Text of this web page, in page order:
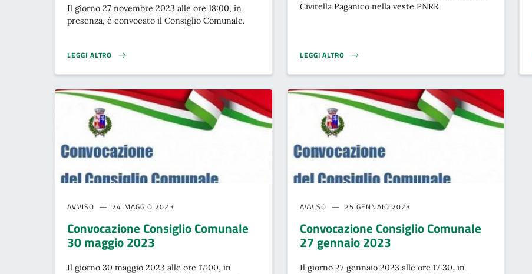
Il giorno 27 novembre 2023 alle ore 18:00, in
presenza, è convocato il Consiglio Comunale.
LEGGI ALTRO
CONVOCAZIONE CONSIGLIO COMUNALE 27 NOVEMBRE 2023}
Civitella Paganico nella veste PNRR
LEGGI ALTRO
ONLINE IL NUOVO SITO ISTITUZIONALE}
AVVISO 24 MAGGIO 2023
Convocazione Consiglio Comunale
30 maggio 2023
Il giorno 30 maggio 2023 alle ore 17:00, in
AVVISO 25 GENNAIO 2023
Convocazione Consiglio Comunale
27 gennaio 2023
Il giorno 27 gennaio 2023 alle ore 17:30, in